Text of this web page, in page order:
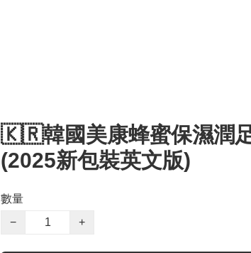
🇰🇷韓國美康蜂蜜保濕潤
(2025新包裝英文版)
數量
−
+